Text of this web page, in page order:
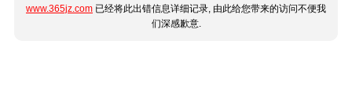
www.365jz.com 已经将此出错信息详细记录, 由此给您带来的访问不便我
们深感歉意.